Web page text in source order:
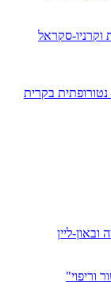
וקרניו-סקראל
נטורופתית בקרית
ליין
וריפוי"